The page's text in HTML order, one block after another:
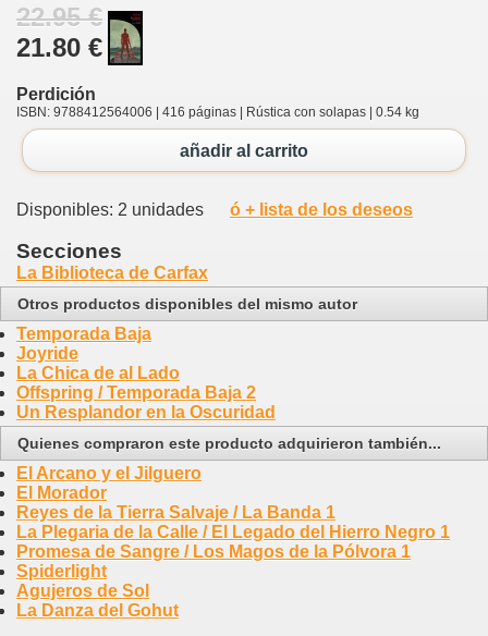
22.95 €
21.80 €
Perdición
ISBN: 9788412564006 | 416 páginas | Rústica con solapas | 0.54 kg
añadir al carrito
Disponibles: 2 unidades ó + lista de los deseos
Secciones
La Biblioteca de Carfax
Otros productos disponibles del mismo autor
Temporada Baja
Joyride
La Chica de al Lado
Offspring / Temporada Baja 2
Un Resplandor en la Oscuridad
Quienes compraron este producto adquirieron también...
El Arcano y el Jilguero
El Morador
Reyes de la Tierra Salvaje / La Banda 1
La Plegaria de la Calle / El Legado del Hierro Negro 1
Promesa de Sangre / Los Magos de la Pólvora 1
Spiderlight
Agujeros de Sol
La Danza del Gohut